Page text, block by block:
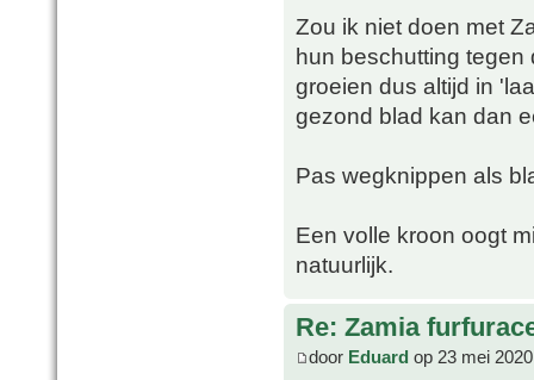
Zou ik niet doen met
hun beschutting tegen
groeien dus altijd in
gezond blad kan dan
Pas wegknippen als
Een volle kroon oogt
natuurlijk.
Re: Zamia
door Eduard op 23 mei